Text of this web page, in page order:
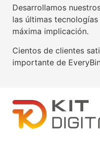
Desarrollamos
las últimas
máxima implicación.
Cientos de clientes
importante de